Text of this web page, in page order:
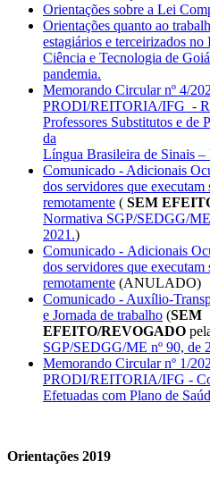
Orientações sobre a Lei
Orientações quanto ao
estagiários e terceirizados
Ciência e Tecnologia de
pandemia.
Memorando Circular nº 4/
PRODI/REITORIA/IFG -
Professores Substitutos e de
da
Língua Brasileira de Sinais
Comunicado - Adicionais
dos servidores que executam
remotamente ( SEM
Normativa SGP/SEDGG/
2021.)
Comunicado - Adicionais
dos servidores que executam
remotamente (ANULADO)
Comunicado - Auxílio-
e Jornada de trabalho (SEM
EFEITO/REVOGADO
SGP/SEDGG/ME nº 90, de
Memorando Circular nº 1/
PRODI/REITORIA/IFG -
Efetuadas com Plano de
Orientações 2019